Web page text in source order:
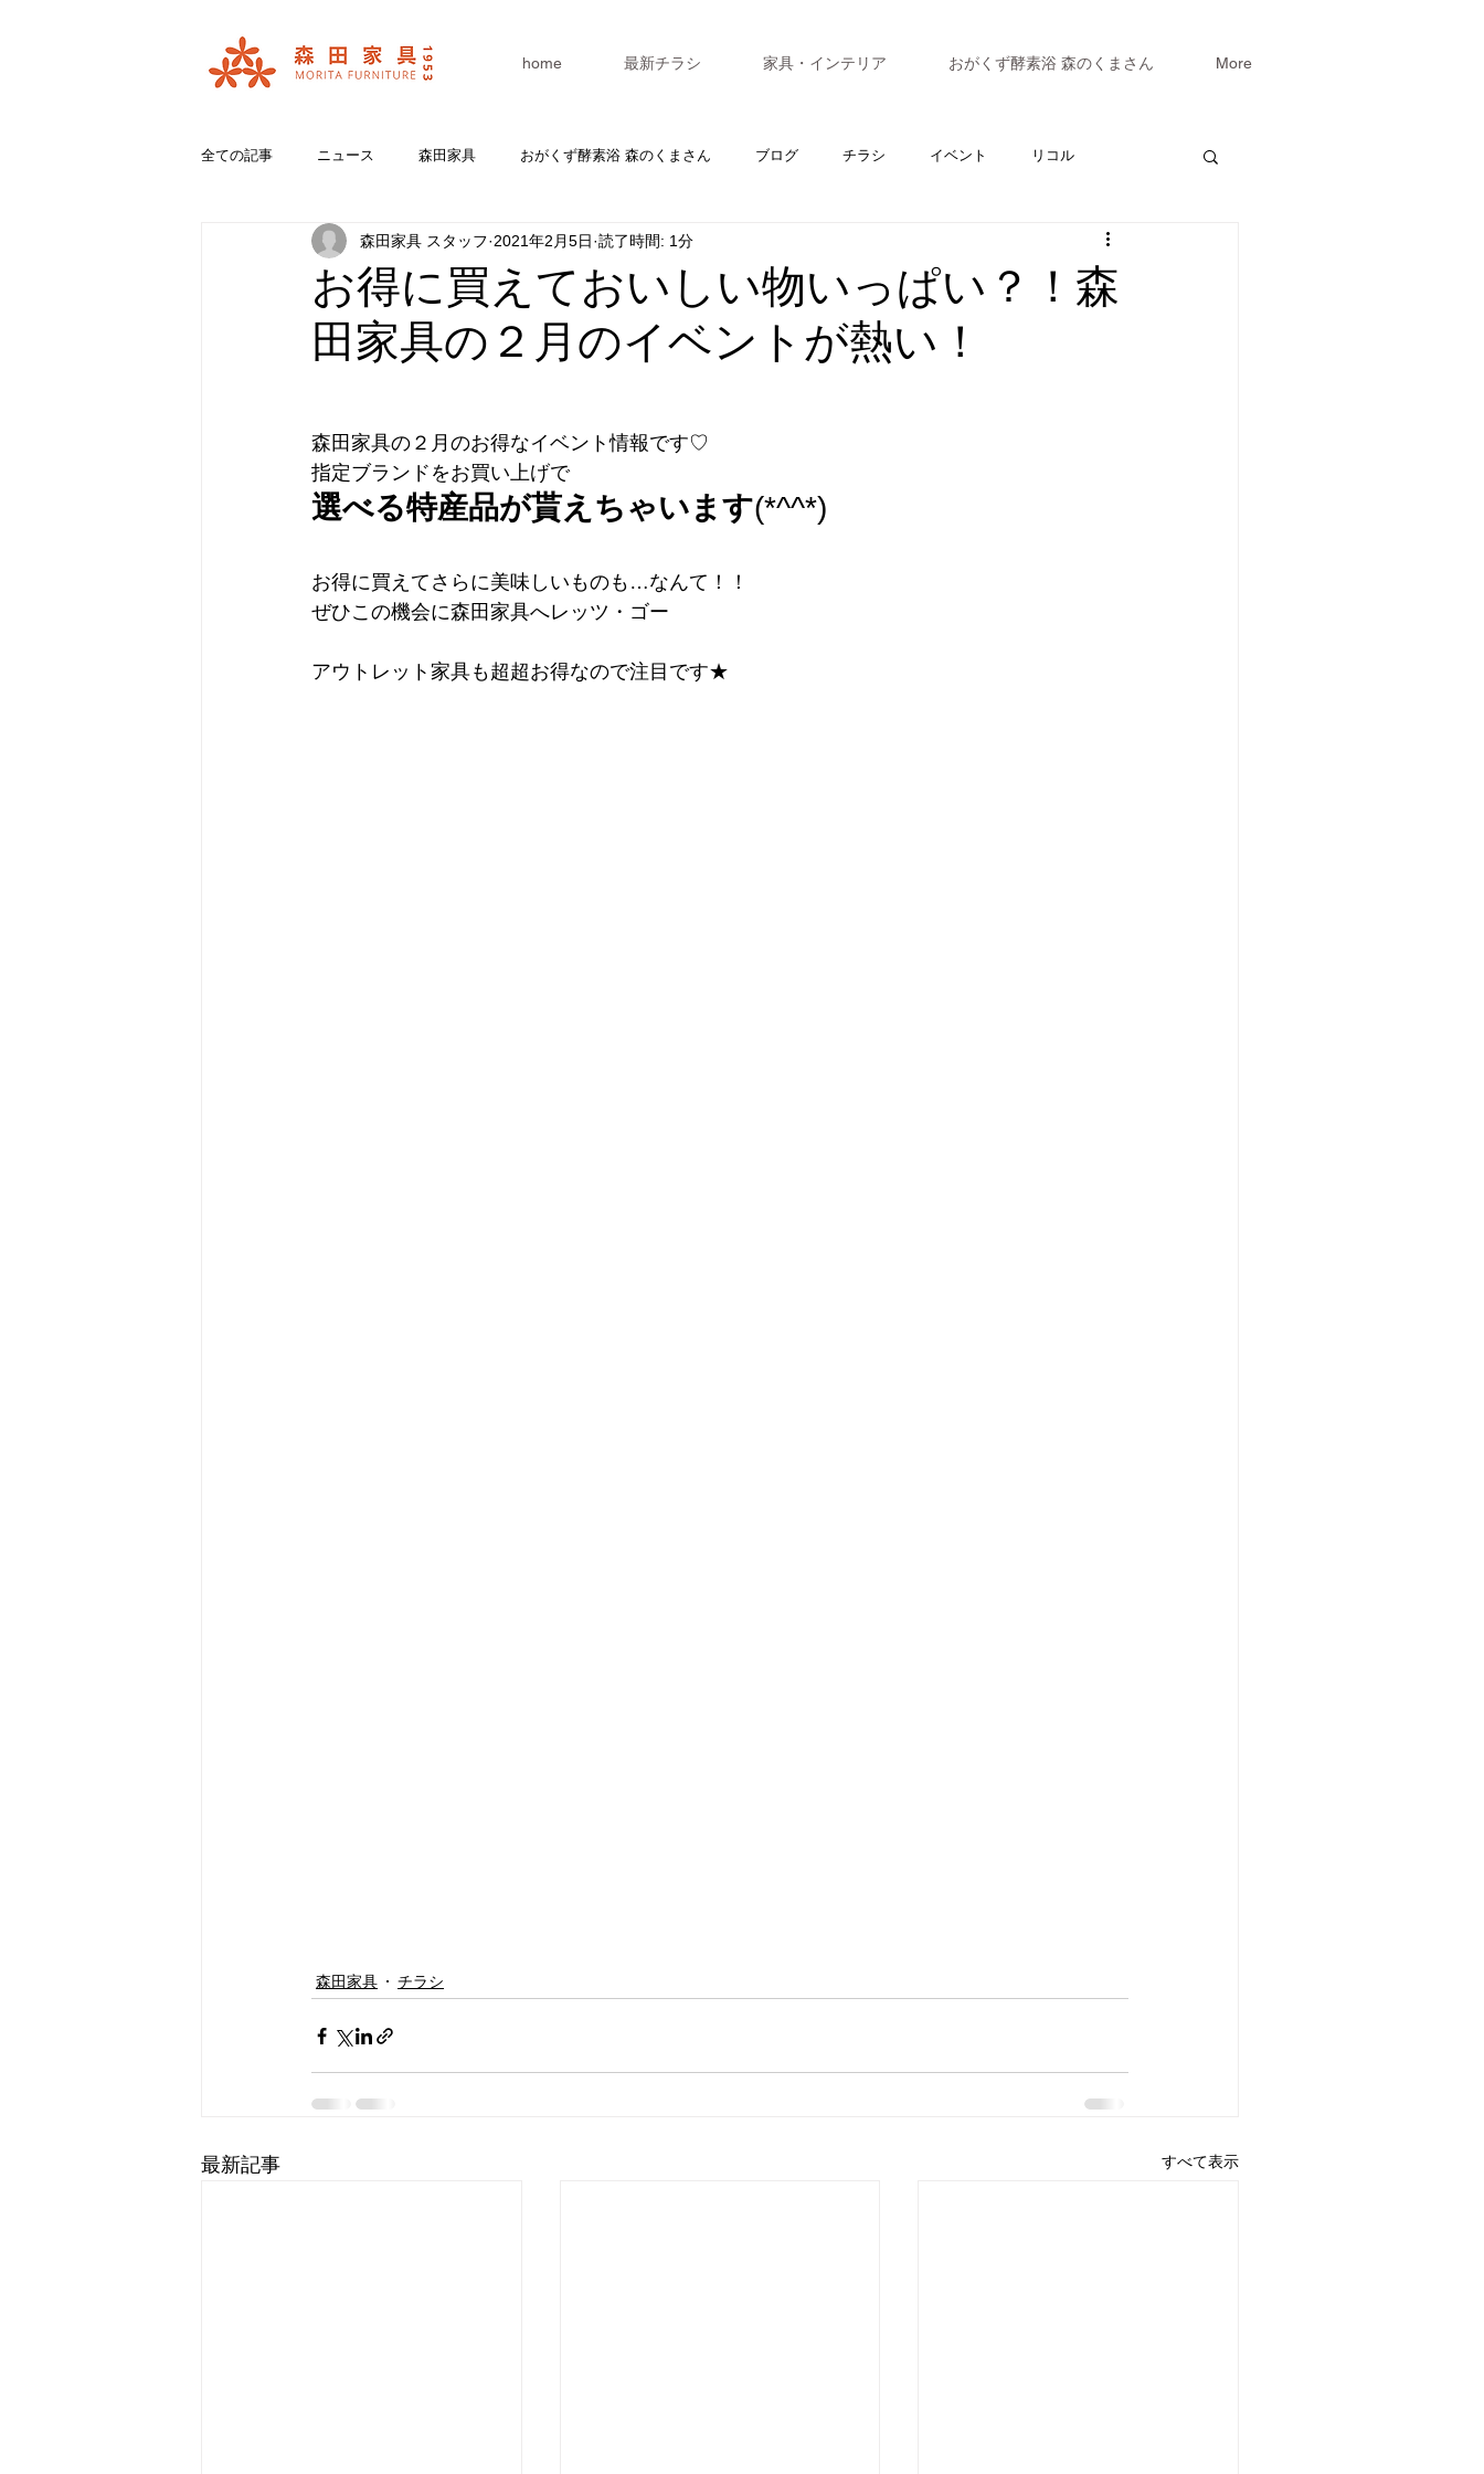
home 最新チラシ 家具・インテリア おがくず酵素浴 森のくまさん More
全ての記事 ニュース 森田家具 おがくず酵素浴 森のくまさん ブログ チラシ イベント リコル
おいいしいコラボ ブランド紹介 カレンダー マスターV3
お得に買えておいしい物いっぱい？！森
田家具の２月のイベントが熱い！
森田家具 スタッフ 2021年2月5日 読了時間: 1分
森田家具の２月のお得なイベント情報です♡
指定ブランドをお買い上げで
選べる特産品が貰えちゃいます(*^^*)
お得に買えてさらに美味しいものも…なんて！！
ぜひこの機会に森田家具へレッツ・ゴー
アウトレット家具も超超お得なので注目です★
森田家具 チラシ
最新記事 すべて表示